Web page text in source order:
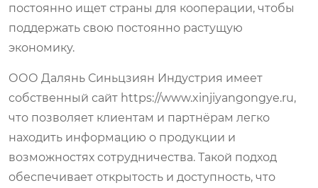
постоянно ищет страны для кооперации, чтобы
поддержать свою постоянно растущую
экономику.
ООО Далянь Синьцзиян Индустрия имеет
собственный сайт https://www.xinjiyangongye.ru,
что позволяет клиентам и партнёрам легко
находить информацию о продукции и
возможностях сотрудничества. Такой подход
обеспечивает открытость и доступность, что